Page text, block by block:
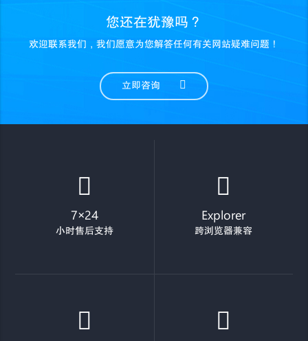
您还在犹豫吗？
欢迎联系我们，我们愿意为您解答任何有关网站疑难问题！
立即咨询
7×24
小时售后支持
Explorer
跨浏览器兼容